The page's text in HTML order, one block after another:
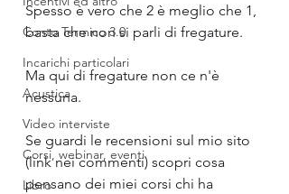
Conto Termico 3.0
Incarichi particolari
Acustica
Video interviste
Corsi, webinar, eventi
Libro
Spesso è vero che 2 è meglio che 1,
basta che non si parli di fregature.
Ma qui di fregature non ce n'è
nessuna.
Se guardi le recensioni sul mio sito
(link nei commenti) scopri cosa
pensano dei miei corsi chi ha